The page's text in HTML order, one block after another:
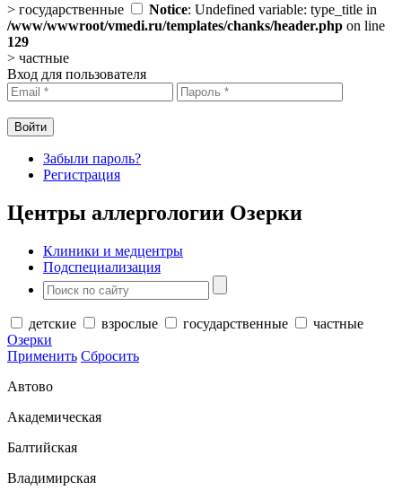
> государственные Notice: Undefined variable: type_title in
/www/wwwroot/vmedi.ru/templates/chanks/header.php on line
129
> частные
Вход для пользователя
Забыли пароль?
Регистрация
Центры аллергологии Озерки
Клиники и медцентры
Подспециализация
детские взрослые государственные
частные
Озерки
Применить Сбросить
Автово
Академическая
Балтийская
Владимирская